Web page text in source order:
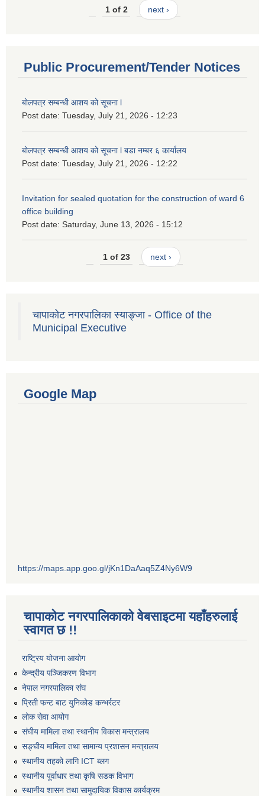
1 of 2 next ›
Public Procurement/Tender Notices
बोलपत्र सम्बन्धी आशय को सूचना l
Post date: Tuesday, July 21, 2026 - 12:23
बोलपत्र सम्बन्धी आशय को सूचना l बडा नम्बर ६ कार्यालय
Post date: Tuesday, July 21, 2026 - 12:22
Invitation for sealed quotation for the construction of ward 6
office building
Post date: Saturday, June 13, 2026 - 15:12
1 of 23 next ›
चापाकोट नगरपालिका स्याङ्जा - Office of the
Municipal Executive
Google Map
https://maps.app.goo.gl/jKn1DaAaq5Z4Ny6W9
चापाकोट नगरपालिकाको वेबसाइटमा यहाँहरुलाई
स्वागत छ !!
राष्ट्रिय योजना आयोग
केन्द्रीय पञ्जिकरण विभाग
नेपाल नगरपालिका संघ
प्रिती फन्ट बाट युनिकोड कन्भर्रटर
लोक सेवा आयोग
संघीय मामिला तथा स्थानीय विकास मन्त्रालय
सङ्घीय मामिला तथा सामान्य प्रशासन मन्त्रालय
स्थानीय तहको लागि ICT ब्लग
स्थानीय पूर्वाधार तथा कृषि सडक विभाग
स्थानीय शासन तथा सामुदायिक विकास कार्यक्रम